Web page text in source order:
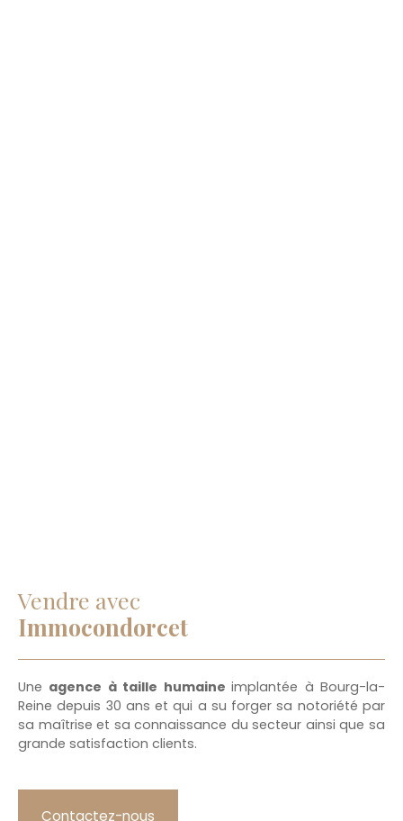
Vendre avec
Immocondorcet
Une agence à taille humaineimplantée à Bourg-la-
Reine depuis 30 ans et qui a su forger sa notoriété par
sa maîtrise et sa connaissance du secteur ainsi que sa
grande satisfaction clients.
Contactez-nous